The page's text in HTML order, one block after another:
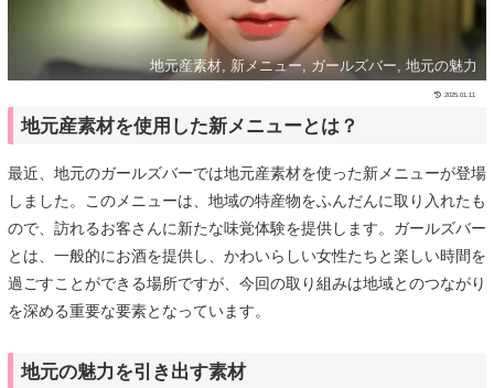
地元産素材, 新メニュー, ガールズバー, 地元の魅力
2025.01.11
地元産素材を使用した新メニューとは？
最近、地元のガールズバーでは地元産素材を使った新メニューが登場
しました。このメニューは、地域の特産物をふんだんに取り入れたも
ので、訪れるお客さんに新たな味覚体験を提供します。ガールズバー
とは、一般的にお酒を提供し、かわいらしい女性たちと楽しい時間を
過ごすことができる場所ですが、今回の取り組みは地域とのつながり
を深める重要な要素となっています。
地元の魅力を引き出す素材